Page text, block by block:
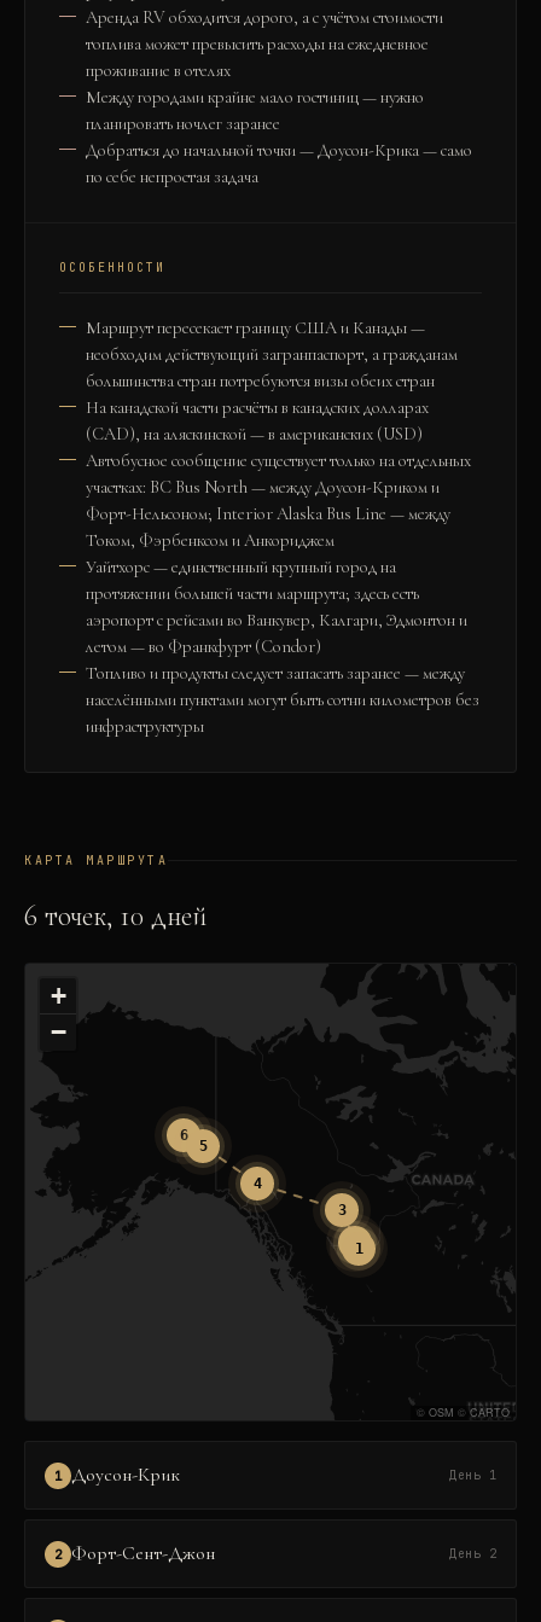
Аренда RV обходится дорого, а с учётом стоимости
топлива может превысить расходы на ежедневное
проживание в отелях
Между городами крайне мало гостиниц — нужно
планировать ночлег заранее
Добраться до начальной точки — Доусон-Крика — само
по себе непростая задача
ОСОБЕННОСТИ
Маршрут пересекает границу США и Канады —
необходим действующий загранпаспорт, а гражданам
большинства стран потребуются визы обеих стран
На канадской части расчёты в канадских долларах
(CAD), на аляскинской — в американских (USD)
Автобусное сообщение существует только на отдельных
участках: BC Bus North — между Доусон-Криком и
Форт-Нельсоном; Interior Alaska Bus Line — между
Током, Фэрбенксом и Анкориджем
Уайтхорс — единственный крупный город на
протяжении большей части маршрута; здесь есть
аэропорт с рейсами во Ванкувер, Калгари, Эдмонтон и
летом — во Франкфурт (Condor)
Топливо и продукты следует запасать заранее — между
населёнными пунктами могут быть сотни километров без
инфраструктуры
КАРТА МАРШРУТА
6 точек, 10 дней
1
2
3
4
5
6
+
−
© OSM ©CARTO
1 Доусон-Крик День 1
2 Форт-Сент-Джон День 2